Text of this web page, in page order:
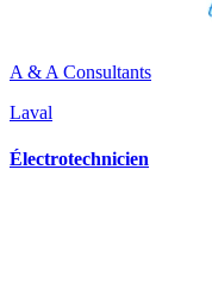
A & A Consultants
Laval
Électrotechnicien